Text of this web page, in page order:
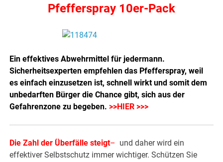
Pfefferspray 10er-Pack
Ein effektives Abwehrmittel für jedermann.
Sicherheitsexperten empfehlen das Pfefferspray, weil
es einfach einzusetzen ist, schnell wirkt und somit dem
unbedarften Bürger die Chance gibt, sich aus der
Gefahrenzone zu begeben. >>HIER >>>
Die Zahl der Überfälle steigt– und daher wird ein
effektiver Selbstschutz immer wichtiger. Schützen Sie